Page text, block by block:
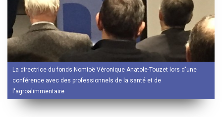
La directrice du fonds Nomioë Véronique Anatole-Touzet lors d'une
conférence avec des professionnels de la santé et de
l'agroalimmentaire